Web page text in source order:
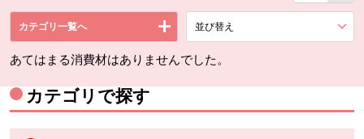
カテゴリ一覧へ 並び替え
あてはまる消費材はありませんでした。
カテゴリで探す